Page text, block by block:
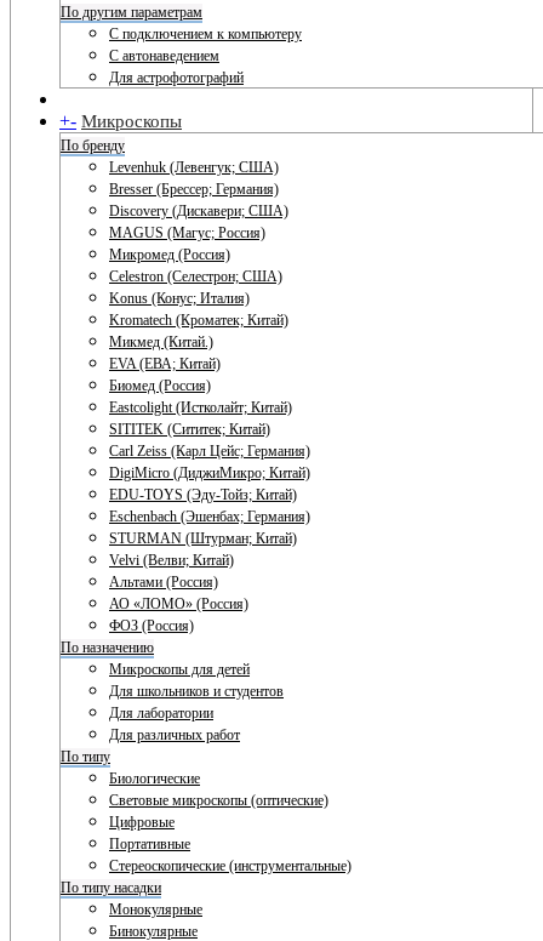
По другим параметрам
С подключением к компьютеру
С автонаведением
Для астрофотографий
+- Микроскопы
По бренду
Levenhuk (Левенгук; США)
Bresser (Брессер; Германия)
Discovery (Дискавери; США)
MAGUS (Магус; Россия)
Микромед (Россия)
Celestron (Селестрон; США)
Konus (Конус; Италия)
Kromatech (Кроматек; Китай)
Микмед (Китай.)
EVA (ЕВА; Китай)
Биомед (Россия)
Eastcolight (Истколайт; Китай)
SITITEK (Сититек; Китай)
Carl Zeiss (Карл Цейс; Германия)
DigiMicro (ДиджиМикро; Китай)
EDU-TOYS (Эду-Тойз; Китай)
Eschenbach (Эшенбах; Германия)
STURMAN (Штурман; Китай)
Velvi (Велви; Китай)
Альтами (Россия)
АО «ЛОМО» (Россия)
ФОЗ (Россия)
По назначению
Микроскопы для детей
Для школьников и студентов
Для лаборатории
Для различных работ
По типу
Биологические
Световые микроскопы (оптические)
Цифровые
Портативные
Стереоскопические (инструментальные)
По типу насадки
Монокулярные
Бинокулярные